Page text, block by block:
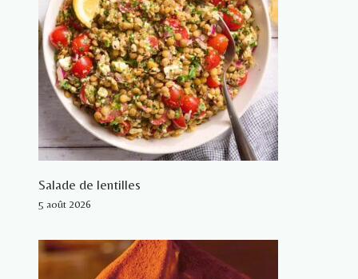
Salade de lentilles
5 août 2026